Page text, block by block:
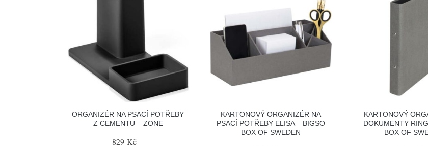
ORGANIZÉR NA PSACÍ POTŘEBY
Z CEMENTU – ZONE
829 Kč
KARTONOVÝ ORGANIZÉR NA
PSACÍ POTŘEBY ELISA – BIGSO
BOX OF SWEDEN
KARTONOVÝ
DOKUMENTY
BOX OF